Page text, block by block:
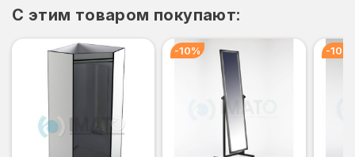
C этим товаром покупают:
-10% -10%